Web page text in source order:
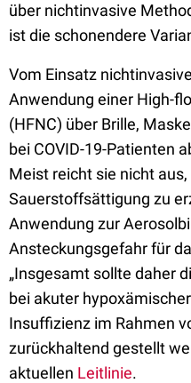
über nichtinvasive
ist die schonendere
Vom Einsatz
Anwendung einer High-
(HFNC) über Brille,
bei COVID-19-Patienten
Meist reicht sie nicht
Sauerstoffsättigung zu
Anwendung zur
Ansteckungsgefahr für
„Insgesamt sollte daher
bei akuter
Insuffizienz im Rahmen
zurückhaltend gestellt
aktuellen Leitlinie.